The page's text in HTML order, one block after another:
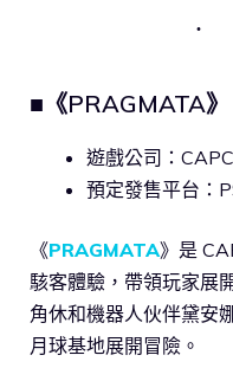
■《PRAGMATA》
遊戲公司：
預定發售平台：
《PRAGMATA》是
駭客體驗，帶領玩家展
角休和機器人伙伴黛安
月球基地展開冒險。